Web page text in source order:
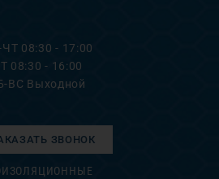
08:30 - 17:00
08:30 - 16:00
ВС Выходной
ЗВОНОК